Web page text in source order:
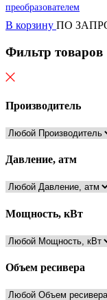
преобразователем
В корзину ПО
Фильтр товаров
Производитель
Давление, атм
Мощность, кВт
Объем ресивера